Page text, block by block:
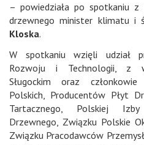
– powiedziała po spotkaniu z
drzewnego minister klimatu i
Kloska.
W spotkaniu wzięli udział
Rozwoju i Technologii, z
Sługockim oraz
Polskich, Producentów Płyt
Tartacznego, Polskiej Izby
Drzewnego, Związku Polskie
Związku Pracodawców